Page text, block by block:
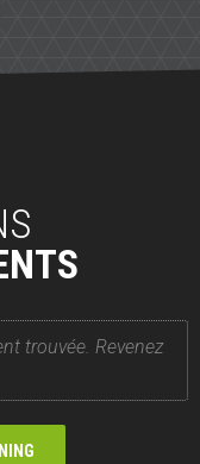
trouvée. Revenez